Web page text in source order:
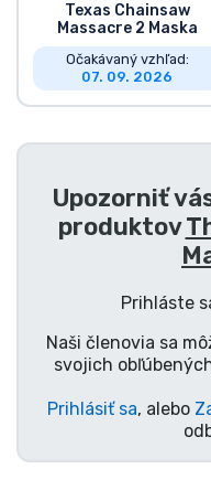
Texas Chainsaw
Massacre 2 Maska
Očakávaný vzhľad:
07. 09. 2026
Upozorniť
produktov
Prihláste
Naši členovia sa
svojich
Prihlásiť sa, alebo